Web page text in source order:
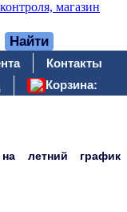
Контакты
Корзина:
летний график